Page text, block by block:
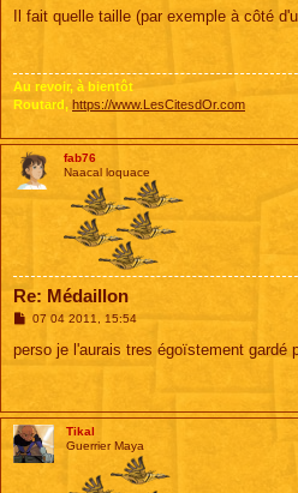
s
Il fait quelle taille (par exemple à côté
Au revoir, à bientôt
Routard, https://www.LesCitesdOr.com
fab76
Naacal loquace
Re: Médaillon
M
s
07 04 2011, 15:54
perso je l'aurais tres égoïstement gardé
Tikal
Guerrier Maya